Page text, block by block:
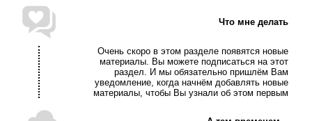
Что мне делать
Очень скоро в этом разделе появятся новые
материалы. Вы можете подписаться на этот
раздел. И мы обязательно пришлём Вам
уведомление, когда начнём добавлять новые
материалы, чтобы Вы узнали об этом первым